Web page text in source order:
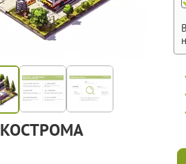
КОСТРОМА